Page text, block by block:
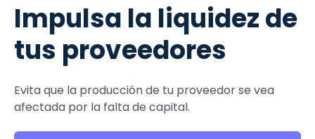
Impulsa la liquidez de
tus proveedores
Evita que la producción de tu proveedor se vea
afectada por la falta de capital.